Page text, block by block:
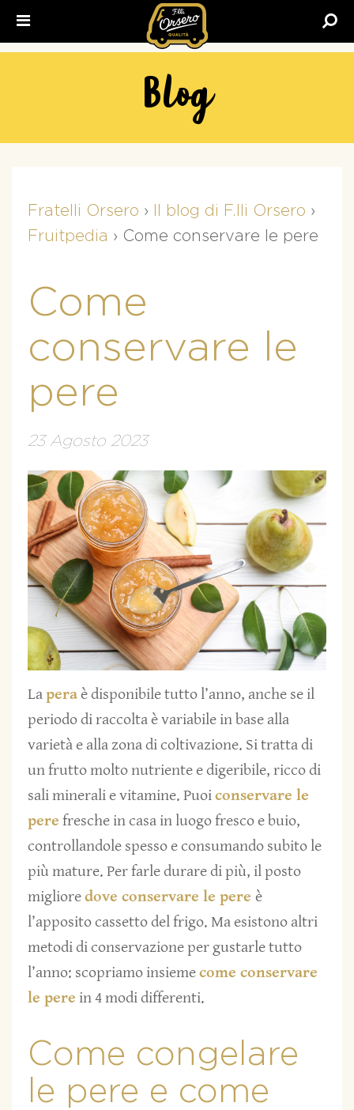
Blog
Fratelli Orsero › Il blog di F.lli Orsero ›
Fruitpedia › Come conservare le pere
Come
conservare le
pere
23 Agosto 2023
Laperaè disponibile tutto l’anno, anche se il
periodo di raccolta è variabile in base alla
varietà e alla zona di coltivazione. Si tratta di
un frutto molto nutriente e digeribile, ricco di
sali minerali e vitamine. Puoiconservare le
pere fresche in casa in luogo fresco e buio,
controllandole spesso e consumando subito le
più mature. Per farle durare di più, il posto
miglioredove conservare le pere è
l’apposito cassetto del frigo. Ma esistono altri
metodi di conservazione per gustarle tutto
l’anno: scopriamo insiemecome conservare
le pere in 4 modi differenti.
Come congelare
le pere e come